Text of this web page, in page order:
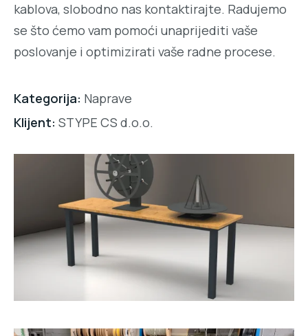
kablova, slobodno nas kontaktirajte. Radujemo
se što ćemo vam pomoći unaprijediti vaše
poslovanje i optimizirati vaše radne procese.
Kategorija: Naprave
Klijent: STYPE CS d.o.o.